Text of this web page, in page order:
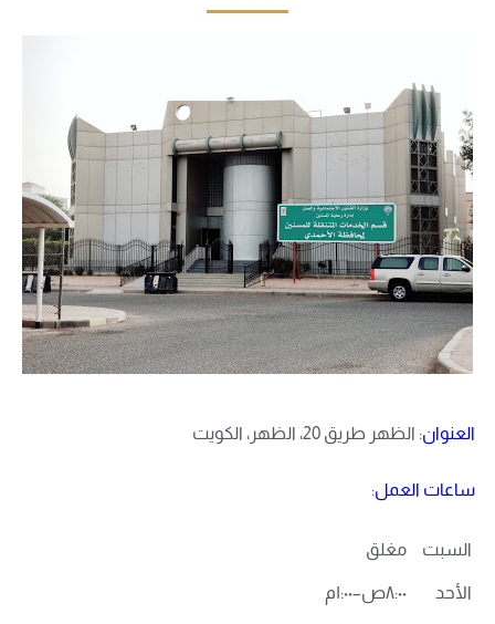
العنوان: الظهر طريق 20، الظهر، الكويت
ساعات العمل:
السبت مغلق
الأحد ٨:٠٠ص–١:٠٠م